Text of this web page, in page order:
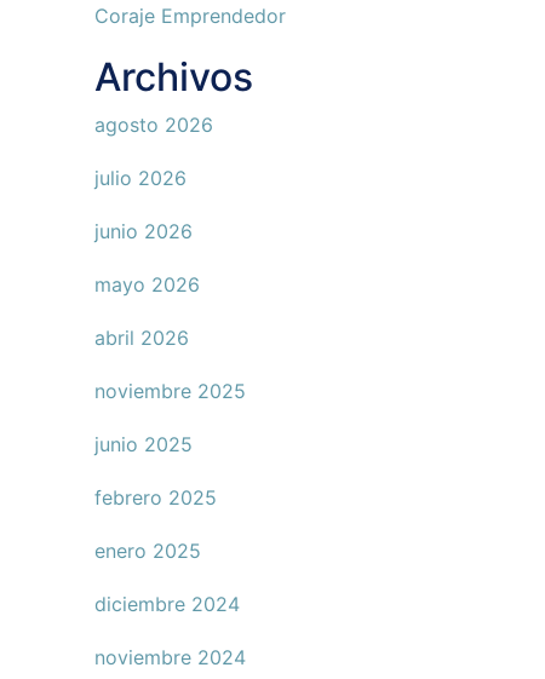
Coraje Emprendedor
Archivos
agosto 2026
julio 2026
junio 2026
mayo 2026
abril 2026
noviembre 2025
junio 2025
febrero 2025
enero 2025
diciembre 2024
noviembre 2024